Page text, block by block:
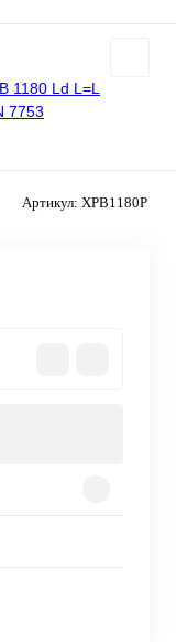
Артикул: XPB1180P